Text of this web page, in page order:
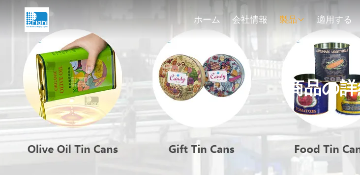
ホーム 会社情報 製品 適用する
商品の詳